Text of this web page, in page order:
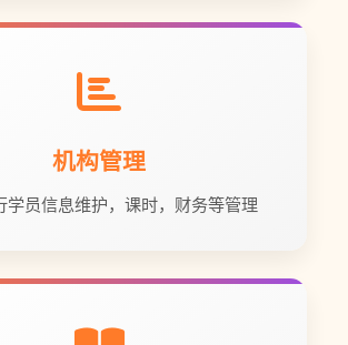
机构管理
学员信息维护，课时，财务等管理